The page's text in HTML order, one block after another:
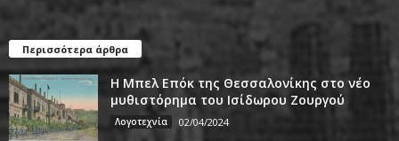
Περισσότερα άρθρα
Η Μπελ Επόκ της Θεσσαλονίκης στο νέο
μυθιστόρημα του Ισίδωρου Ζουργού
Λογοτεχνία 02/04/2024